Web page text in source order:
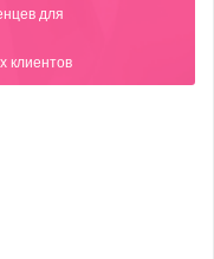
для
клиентов